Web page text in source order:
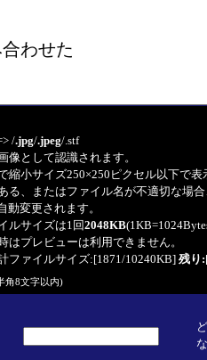
/.jpg/.jpeg/.stf
像として認識されます。
縮小サイズ250×250ピクセル以下で表
る、またはファイル名が不適切な場
変更されます。
ルサイズは1回2048KB
はプレビューは利用できません。
ファイルサイズ:[1871/10240KB] 残り
角8文字以内)